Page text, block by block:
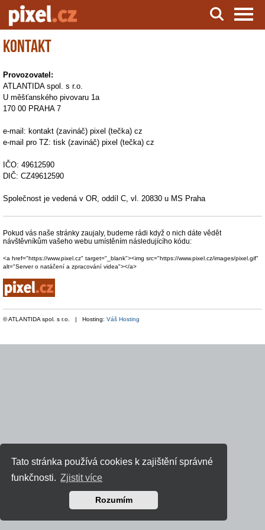
Tato stránka používá cookies k zajištění správné
funkčnosti. Zjistit více
Rozumím
Server o natáčení a zpracování videa
Kontakt
Provozovatel:
ATLANTIDA spol. s r.o.
U měšťanského pivovaru 1a
170 00 PRAHA 7
e-mail: kontakt (zavináč) pixel (tečka) cz
e-mail pro TZ: tisk (zavináč) pixel (tečka) cz
IČO: 49612590
DIČ: CZ49612590
Společnost je vedená v OR, oddíl C, vl. 20830 u MS Praha
Pokud vás naše stránky zaujaly, budeme rádi když o nich dáte vědět
návštěvníkům vašeho webu umístěním následujícího kódu:
<a href="https://www.pixel.cz" target="_blank"><img src="https://www.pixel.cz/images/pixel.gif"
alt="Server o natáčení a zpracování videa"></a>
© ATLANTIDA spol. s r.o. | Hosting: Váš Hosting